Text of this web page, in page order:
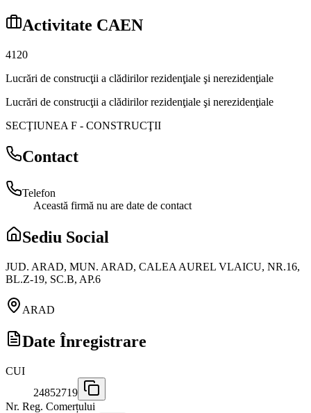
Activitate CAEN
4120
Lucrări de construcţii a clădirilor rezidenţiale şi nerezidenţiale
Lucrări de construcţii a clădirilor rezidenţiale şi nerezidenţiale
SECŢIUNEA F - CONSTRUCŢII
Contact
Telefon
Această firmă nu are date de contact
Sediu Social
JUD. ARAD, MUN. ARAD, CALEA AUREL VLAICU, NR.16,
BL.Z-19, SC.B, AP.6
ARAD
Date Înregistrare
CUI
24852719
Nr. Reg. Comerțului